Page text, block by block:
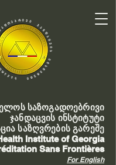
საზოგადოებრივი
ჯანდაცვის ინსტიტუტი
საზღვრების გარეშე
Institute of Georgia
Sans Frontières
For English